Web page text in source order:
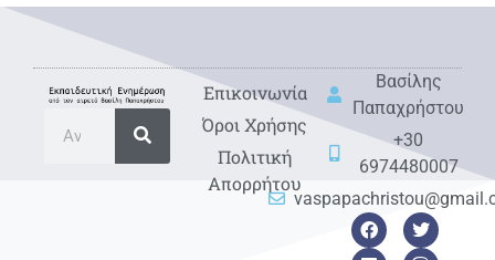
Eπικοινωνία
Όροι Χρήσης
Πολιτική
Απορρήτου
Βασίλης
Παπαχρήστου
+30
6974480007